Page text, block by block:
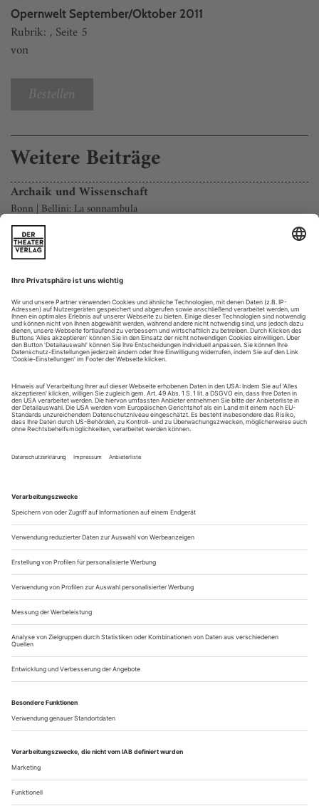
Opernwelt September/Oktober 2011
Rubrik: , Seite 5
von
Bestellen
Weitere Beiträge
Archaik und Wissenschaft
Bonn | Bellini: La sonnambula
In Bonn stehen Oper und Schauspiel unter scharfem
Sparbeschuss des SPD-Oberbürgermeisters. Mit seiner
Generalintendant Klaus Weise jedenfalls nicht wie ein
Schlafwandler, sondern wie ein klar denkender Prinzipal, der
sein Haus lieber nach guter Arbeit mit erhobenem Haupt
verlässt, statt später die Scherben zusammenkehren...
Neue Recitals von Danielle de Niese, Emma Kirkby, Nino Machaidze
und Olga Peretyatko
2005 lieferte die damals in breiten Kreisen wenig bekannte
Danielle de Niese in Glyndebourne die Cleopatra in Händels
nicht so, dass man in Verzückung gefallen wäre. Dies würde,
mutmaßte man, eine jener Karrieren werden, die sich einem
Hören mit...
Jeder hört auf seine Weise
John Cages «Musicircus» beflügelt das Fest zur Eröffnung der
Salzburger Festspiele
Im Licht von John Cage und Fluxus verkündete Heinz-Klaus
Metzger, deutscher Chefpropagandist der musikalischen
Avantgarde, vor Jahren: Nur solche Musik sei heute noch
Musik, die keine Musik sei, während Musik, die Musik sei,
keine Musik sei. Was am Sonntagnachmittag des 24. Juli in
der Salzburger Altstadt, in der an Mitwirkenden bislang
umfangreichsten Aufführung...
Über uns Kontakt Kritikerumfrage Newsletter